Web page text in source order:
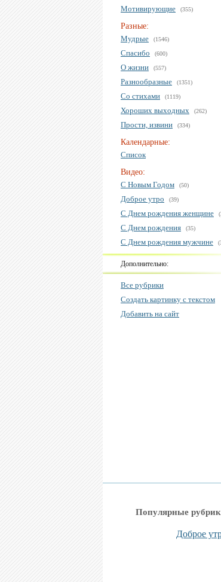
Мотивирующие (355)
Разные:
Мудрые
(1546)
Спасибо (600)
О жизни (557)
Разнообразные (1351)
Со стихами (1119)
Хороших выходных (262)
Прости, извини (334)
Календарные:
Список
Видео:
С Новым Годом
(50)
Доброе утро (39)
С Днем рождения женщине
С Днем рождения (35)
С Днем рождения мужчине
Дополнительно:
Все рубрики
Создать картинку с текстом
Добавить на сайт
Популярные
Доброе